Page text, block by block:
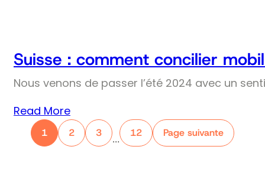
Suisse : comment concilier
Nous venons de passer l’été 2024 avec un
Read More
1 2 3
…
12 Page suivante